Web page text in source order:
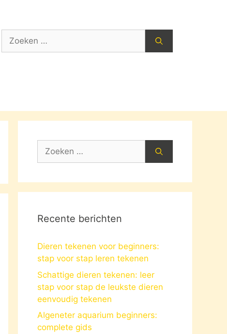
Zoek
Zoek
Recente berichten
Dieren tekenen voor beginners:
stap voor stap leren tekenen
Schattige dieren tekenen: leer
stap voor stap de leukste dieren
eenvoudig tekenen
Algeneter aquarium beginners:
complete gids